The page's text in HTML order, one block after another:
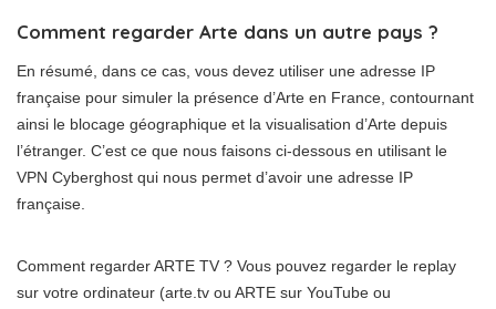
Comment regarder Arte dans un autre pays ?
En résumé, dans ce cas, vous devez utiliser une adresse IP
française pour simuler la présence d’Arte en France, contournant
ainsi le blocage géographique et la visualisation d’Arte depuis
l’étranger. C’est ce que nous faisons ci-dessous en utilisant le
VPN Cyberghost qui nous permet d’avoir une adresse IP
française.
Comment regarder ARTE TV ? Vous pouvez regarder le replay
sur votre ordinateur (arte.tv ou ARTE sur YouTube ou